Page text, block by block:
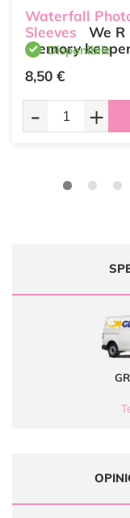
Waterfall
Sleeves
We R
memory
Disponibile
8,50 €
- +